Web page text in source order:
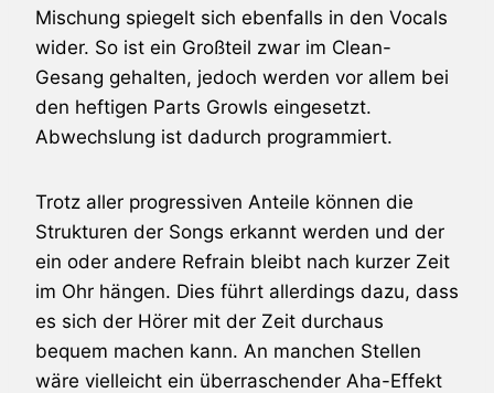
Mischung spiegelt sich ebenfalls in den Vocals
wider. So ist ein Großteil zwar im Clean-
Gesang gehalten, jedoch werden vor allem bei
den heftigen Parts Growls eingesetzt.
Abwechslung ist dadurch programmiert.
Trotz aller progressiven Anteile können die
Strukturen der Songs erkannt werden und der
ein oder andere Refrain bleibt nach kurzer Zeit
im Ohr hängen. Dies führt allerdings dazu, dass
es sich der Hörer mit der Zeit durchaus
bequem machen kann. An manchen Stellen
wäre vielleicht ein überraschender Aha-Effekt